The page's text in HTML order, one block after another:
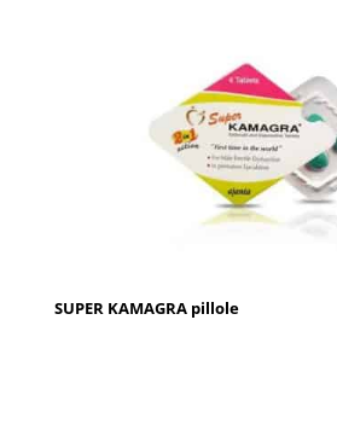
SUPER KAMAGRA pillole